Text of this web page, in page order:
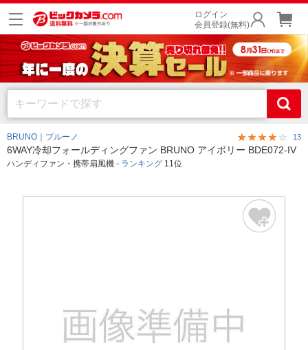
ログイン
会員登録(無料)
BRUNO｜ブルーノ 13
6WAY冷却フォールディングファン BRUNO アイボリー BDE072-IV
ハンディファン・携帯扇風機 - ランキング 11位